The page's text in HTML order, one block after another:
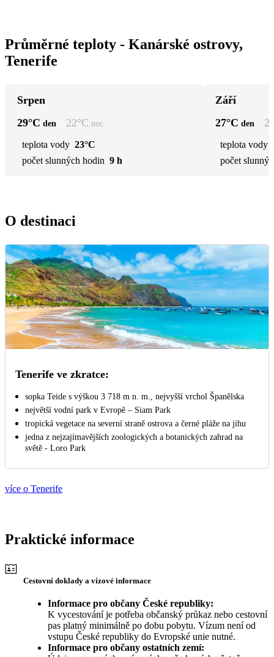
Průměrné teploty - Kanárské ostrovy,
Tenerife
Srpen
29°C den 22°C noc
teplota vody 23°C
počet slunných hodin 9 h
Září
27°C den
teplota vody
počet
O destinaci
Tenerife ve zkratce:
sopka Teide s výškou 3 718 m n. m., nejvyšší vrchol Španělska
největší vodní park v Evropě – Siam Park
tropická vegetace na severní straně ostrova a černé pláže na jihu
jedna z nejzajímavějších zoologických a botanických zahrad na
světě - Loro Park
více o Tenerife
Praktické informace
Cestovní doklady a vízové informace
Informace pro občany České republiky:
K vycestování je potřeba občanský průkaz nebo cestovní
pas platný minimálně po dobu pobytu. Vízum není od
vstupu České republiky do Evropské unie nutné.
Informace pro občany ostatních zemí: